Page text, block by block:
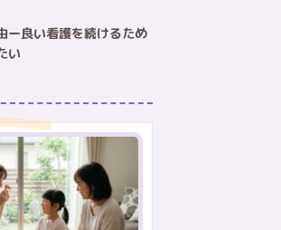
ー良い看護を続けるため
い